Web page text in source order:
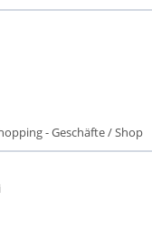
- Geschäfte / Shop